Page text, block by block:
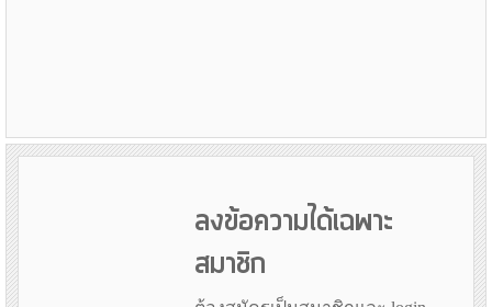
ลงข้อความได้เฉพาะ
สมาชิก